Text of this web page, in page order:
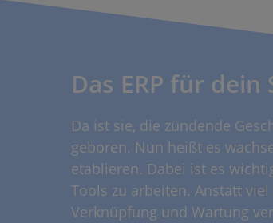
Das ERP für
Da ist sie, die zündende
geboren. Nun heißt es
etablieren. Dabei ist es
Tools zu arbeiten. Anstatt
Verknüpfung und Wartung